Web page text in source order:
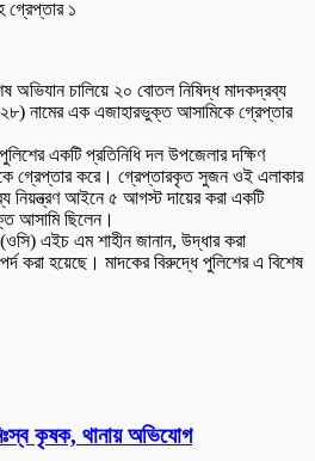
অভিযান চালিয়ে ২০ বোতল নিষিদ্ধ মাদকদ্রব্য
নামের এক এজাহারভুক্ত আসামিকে গ্রেপ্তার
একটি প্রতিনিধি দল উপজেলার দক্ষিণ
গ্রেপ্তার করে। গ্রেপ্তারকৃত সুজন ওই এলাকার
নিয়ন্ত্রণ আইনে ৫ আগস্ট দায়ের করা একটি
আসামি ছিলেন।
(ওসি) এইচ এম শাহীন জানান, উদ্ধার করা
করা হয়েছে। মাদকের বিরুদ্ধে পুলিশের এ বিশেষ
কৃষক, থানায় অভিযোগ